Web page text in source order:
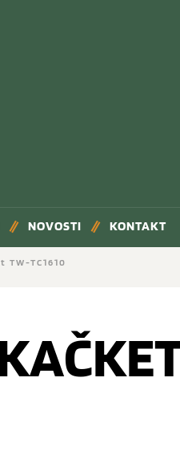
NOVOSTI KONTAKT
TC1610